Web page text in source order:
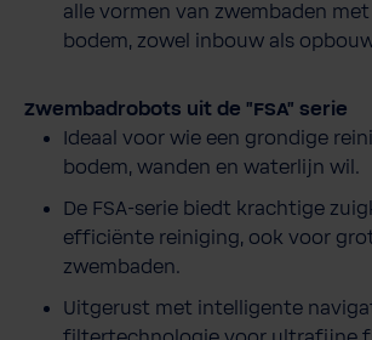
alle vormen van zwembaden
bodem, zowel inbouw als
Zwembadrobots uit de "FSA" serie
Ideaal voor wie een grondige
bodem, wanden en waterlijn wil.
De FSA-serie biedt krachtige
efficiënte reiniging, ook voor
zwembaden.
Uitgerust met intelligente